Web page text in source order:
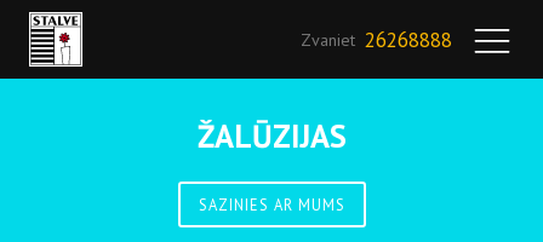
Zvaniet 26268888
ŽALŪZIJAS
SAZINIES AR MUMS